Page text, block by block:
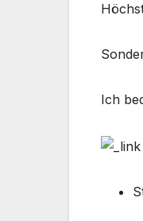
Ich